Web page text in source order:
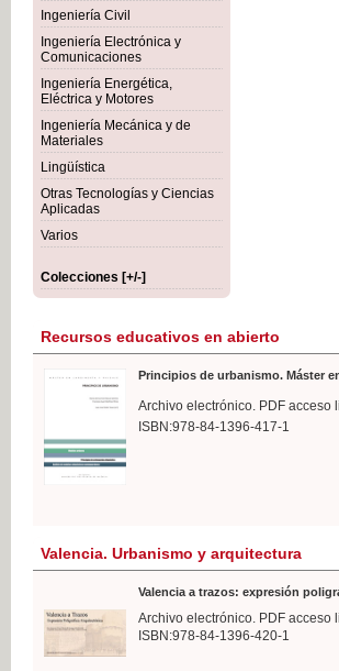
Ingeniería Civil
Ingeniería Electrónica y
Comunicaciones
Ingeniería Energética,
Eléctrica y Motores
Ingeniería Mecánica y de
Materiales
Lingüística
Otras Tecnologías y Ciencias
Aplicadas
Varios
Colecciones [+/-]
Botánica
Recursos educativos en abierto
Principios de urbanismo. Máster
Archivo electrónico. PDF acceso
ISBN:978-84-1396-417-1
Valencia. Urbanismo y arquitectura
Valencia a trazos: expresión
Archivo electrónico. PDF acceso
ISBN:978-84-1396-420-1